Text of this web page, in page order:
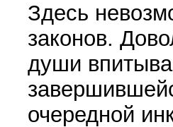
Здесь
законов.
души
очередной